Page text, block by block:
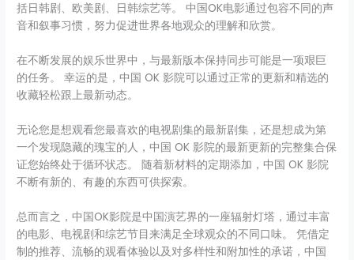
括日韩剧、欧美剧、日韩综艺等。 中国OK电影通过包容不同的声
音和叙事习惯，努力促进世界各地观众的理解和欣赏。
在不断发展的娱乐世界中，与最新版本保持同步可能是一项艰巨
的任务。 幸运的是，中国 OK 影院可以通过正常的更新和精选的
收藏轻松跟上最新动态。
无论您是想观看您最喜欢的电视剧集的最新剧集，还是想成为第
一个发现隐藏的瑰宝的人，中国 OK 影院的最新更新的完整集合保
证您始终处于循环状态。 随着新材料的定期添加，中国 OK 影院
不断有新的、有趣的东西可供探索。
总而言之，中国OK影院是中国演艺界的一座辐射灯塔，通过丰富
的电影、电视剧和综艺节目来满足全球观众的不同口味。 凭借定
制的推荐、流畅的观看体验以及对多样性和附加性的承诺，中国